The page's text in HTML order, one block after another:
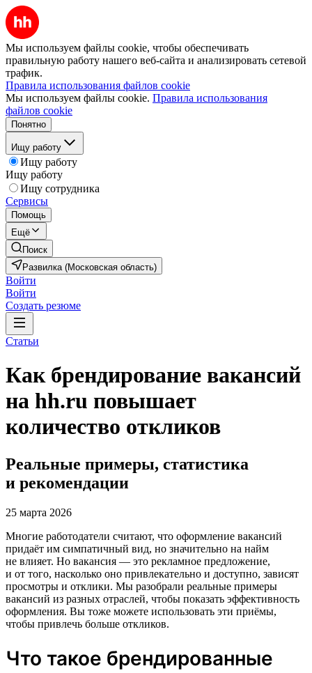
Мы используем файлы cookie, чтобы обеспечивать
правильную работу нашего веб-сайта и анализировать сетевой
трафик.
Правила использования файлов cookie
Мы используем файлы cookie. Правила использования
файлов cookie
Понятно
Ищу работу
Ищу работу
Ищу работу
Ищу сотрудника
Сервисы
Помощь
Ещё
Поиск
Развилка (Московская область)
Войти
Войти
Создать резюме
Статьи
Как брендирование вакансий
на hh.ru повышает
количество откликов
Реальные примеры, статистика
и рекомендации
25 марта 2026
Многие работодатели считают, что оформление вакансий
придаёт им симпатичный вид, но значительно на найм
не влияет. Но вакансия — это рекламное предложение,
и от того, насколько оно привлекательно и доступно, зависят
просмотры и отклики. Мы разобрали реальные примеры
вакансий из разных отраслей, чтобы показать эффективность
оформления. Вы тоже можете использовать эти приёмы,
чтобы привлечь больше откликов.
Что такое брендированные